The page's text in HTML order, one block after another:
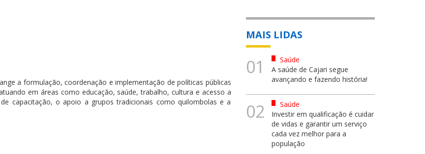
a formulação, coordenação e implementação de políticas públicas
em áreas como educação, saúde, trabalho, cultura e acesso a
capacitação, o apoio a grupos tradicionais como quilombolas e a
MAIS LIDAS
01
Saúde
A saúde de Cajari segue
avançando e fazendo história!
02
Saúde
Investir em qualificação é cuidar
de vidas e garantir um serviço
cada vez melhor para a
população